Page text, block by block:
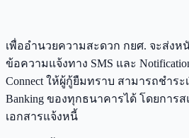
เพื่ออำนวยความสะดวก กยศ. จะส่งห
ข้อความแจ้งทาง SMS และ
Connect ให้ผู้กู้ยืมทราบ สามารถชำระ
Banking ของทุกธนาคารได้ โดยการ
เอกสารแจ้งหนี้